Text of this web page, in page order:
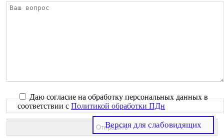
Версия для слабовидящих
Даю согласие на обработку персональных данных в
соответствии с Политикой обработки ПДн